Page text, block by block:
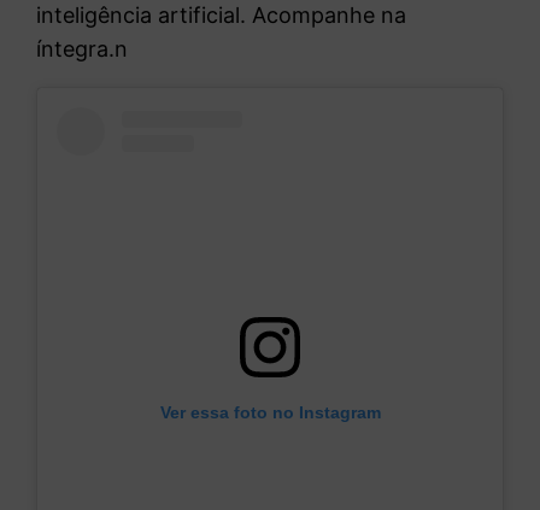
inteligência artificial. Acompanhe na
íntegra.n
Ver essa foto no Instagram